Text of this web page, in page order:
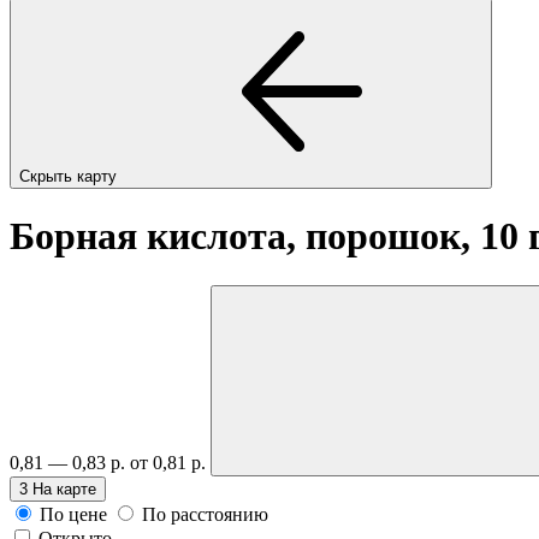
Скрыть карту
Борная кислота, порошок, 10
0,81 — 0,83 р. от 0,81 р.
3 На карте
По цене
По расстоянию